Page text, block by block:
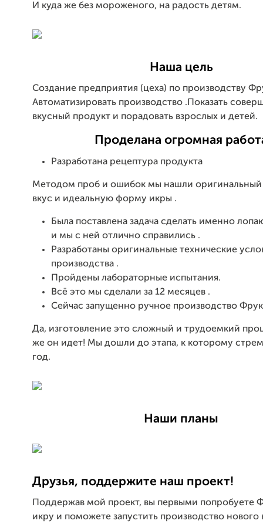
И куда же без мороженого, на радость детям.
Наша цель
Создание предприятия (цеха) по производству
Автоматизировать производство .Показать
вкусный продукт и порадовать взрослых и детей.
Проделана огромная
Разработана рецептура продукта
Методом проб и ошибок мы нашли
вкус и идеальную форму икры .
Была поставлена задача сделать именно
и мы с ней отлично справились .
Разработаны оригинальные технические
производства .
Пройдены лабораторные испытания.
Всё это мы сделали за 12 месяцев .
Сейчас запущенно ручное производство
Да, изготовление это сложный и трудоемкий
же он идет! Мы дошли до этапа, к которому
год.
Наши планы
Друзья, поддержите наш проект!
Поддержав мой проект, вы первыми попробуете
икру и поможете запустить производство нового